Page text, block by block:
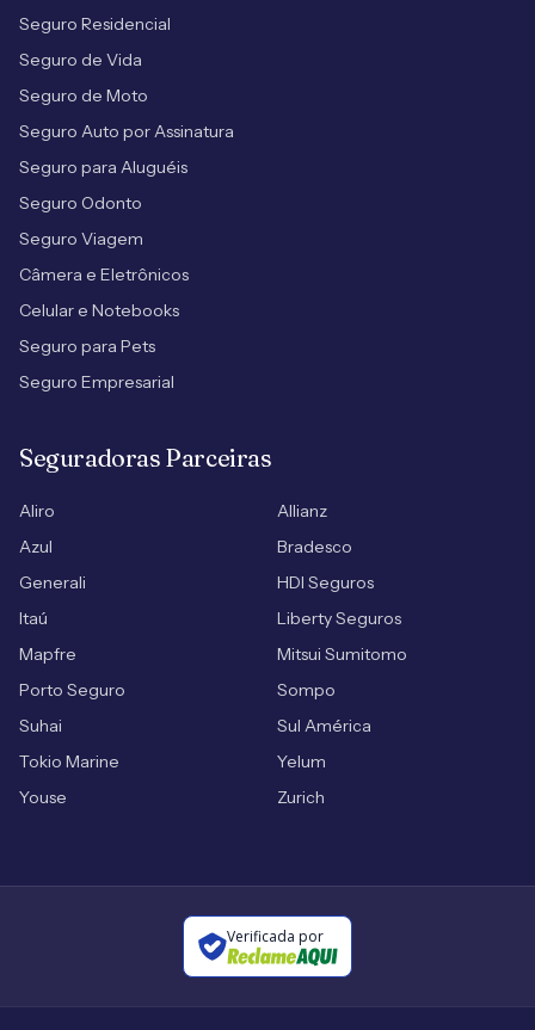
Seguro Residencial
Seguro de Vida
Seguro de Moto
Seguro Auto por Assinatura
Seguro para Aluguéis
Seguro Odonto
Seguro Viagem
Câmera e Eletrônicos
Celular e Notebooks
Seguro para Pets
Seguro Empresarial
Seguradoras Parceiras
Aliro
Allianz
Azul
Bradesco
Generali
HDI Seguros
Itaú
Liberty Seguros
Mapfre
Mitsui Sumitomo
Porto Seguro
Sompo
Suhai
Sul América
Tokio Marine
Yelum
Youse
Zurich
Verificada por